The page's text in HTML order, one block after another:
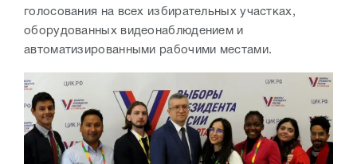
голосования на всех избирательных участках,
оборудованных видеонаблюдением и
автоматизированными рабочими местами.